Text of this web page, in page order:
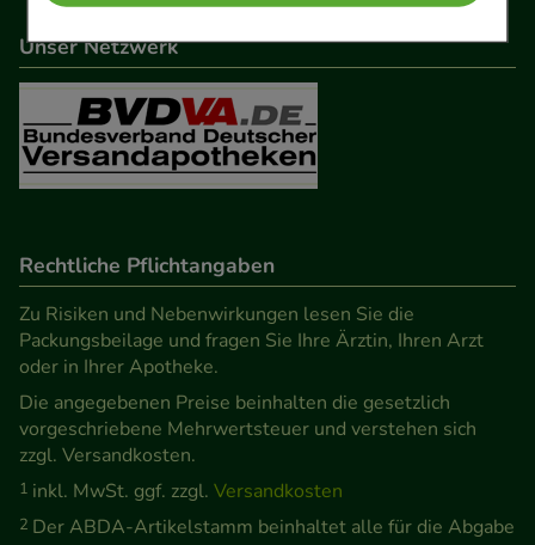
Komfort:Diese Cookies werden genutzt um das
Einkaufserlebnis noch ansprechender zu gestalten,
beispielsweise für die Wiedererkennung des
Besuchers oder unsere Seite an bevorzugte
Verhaltensweisen (z.B. Spracheinstellung)
anzupassen. Komfort-Cookies ermöglichen es uns
betreiben.
Statistik & Tracking:Hierüber lassen sich
Informationen über die Art und Weise der Nutzung
unserer Website sammeln, mit deren Hilfe wir
unsere Website weiter für Sie optimieren können,
den Inhalt auf unserer Website aber auch die
Werbung auf Drittseiten möglichst relevant für Sie
zu gestalten. Bitte beachten Sie, dass Daten hierfür
Unser Netzwerk
Rechtliche Pflichtangaben
Zu Risiken und Nebenwirkungen lesen Sie die
Packungsbeilage und fragen Sie Ihre Ärztin, Ihren Arzt
oder in Ihrer Apotheke.
Die angegebenen Preise beinhalten die gesetzlich
vorgeschriebene Mehrwertsteuer und verstehen sich
zzgl. Versandkosten.
1 inkl. MwSt. ggf. zzgl. Versandkosten
2 Der ABDA-Artikelstamm beinhaltet alle für die Abgabe